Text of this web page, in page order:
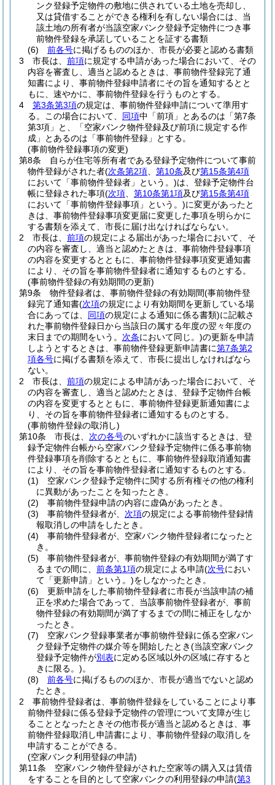
ンク登録予定物件の敷地に供されている土地を売却し、
又は貸借することができる権利を有しない場合には、当
該土地の所有者が当該空家バンク登録予定物件につき事
前物件登録を承諾していることを証する書類
(6)
前各号に掲げるもののほか、市長が必要と認める書類
3
市長は、 前項に規定する申請があった場合において、その
内容を審査し、適当と認めるときは、事前物件登録完了通
知書により、事前物件登録申請者にその旨を通知するとと
もに、速やかに、事前物件登録を行うものとする。
4
第3条第3項の規定は、事前物件登録申請について準用す
る。
この場合において、 同項中「前項」とあるのは「第7条
第3項」と、「空家バンク物件登録及び前項に規定する作
成」とあるのは「事前物件登録」とする。
(事前物件登録事項の変更)
第8条
自らが住宅等所有者である登録予定物件について事前
物件登録がされた者(次条第2項 第10条及び第15条第4項
において「事前物件登録者」という。)は、登録予定物件台
帳に登録された事項(次項 第10条第1項及び第15条第4項
において「事前物件登録事項」という。)に変更があったと
きは、事前物件登録事項変更届に変更した事項を明らかに
する書類を添えて、市長に届け出なければならない。
2
市長は、 前項の規定による届出があった場合において、そ
の内容を審査し、適当と認めたときは、事前物件登録事項
の内容を変更するとともに、事前物件登録事項変更通知書
により、その旨を事前物件登録者に通知するものとする。
(事前物件登録の有効期間の更新)
第9条
物件登録者は、事前物件登録の有効期間(事前物件登
録完了通知書(次項の規定により有効期間を更新している場
合にあっては、 同項の規定による通知に係る書類)に記載さ
れた事前物件登録日から当該日の属する年度の翌々年度の
末日までの期間をいう。 次条において同じ。)の更新を申請
しようとするときは、事前物件登録更新申請書に第7条第2
項各号に掲げる書類を添えて、市長に提出しなければなら
ない。
2
市長は、 前項の規定による申請があった場合において、そ
の内容を審査し、適当と認めたときは、登録予定物件台帳
の内容を変更するとともに、事前物件登録更新通知書によ
り、その旨を事前物件登録者に通知するものとする。
(事前物件登録の取消し)
第10条
市長は、 次の各号のいずれかに該当するときは、登
録予定物件台帳から空家バンク登録予定物件に係る事前物
件登録事項を削除するとともに、事前物件登録取消通知書
により、その旨を事前物件登録者に通知するものとする。
(1)
空家バンク登録予定物件に関する所有権その他の権利
に異動があったことを知ったとき。
(2)
事前物件登録申請の内容に虚偽があったとき。
(3)
事前物件登録者が、 次項の規定による事前物件登録情
報取消しの申請をしたとき。
(4)
事前物件登録者が、空家バンク物件登録者になったと
き。
(5)
事前物件登録者が、事前物件登録の有効期間が満了す
るまでの間に、 前条第1項の規定による申請(次号におい
て「更新申請」という。)をしなかったとき。
(6)
更新申請をした事前物件登録者に市長が当該申請の補
正を求めた場合であって、当該事前物件登録者が、事前
物件登録の有効期間が満了するまでの間に補正をしなか
ったとき。
(7)
空家バンク登録事業者が事前物件登録に係る空家バン
ク登録予定物件の媒介等を開始したとき(当該空家バンク
登録予定物件が別表に定める区域以外の区域に存すると
きに限る。)。
(8)
前各号に掲げるもののほか、市長が適当でないと認め
たとき。
2
事前物件登録者は、事前物件登録をしていることにより事
前物件登録に係る登録予定物件の管理について支障が生じ
ることとなったときその他市長が適当と認めるときは、事
前物件登録取消し申請書により、事前物件登録の取消しを
申請することができる。
(空家バンク利用登録の申請)
第11条
空家バンク物件登録がされた空家等の購入又は賃借
をすることを目的として空家バンクの利用登録の申請(第3